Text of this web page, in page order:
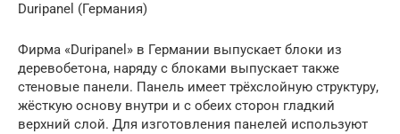
Duripanel (Германия)
Фирма «Duripanel» в Германии выпускает блоки из
деревобетона, наряду с блоками выпускает также
стеновые панели. Панель имеет трёхслойную структуру,
жёсткую основу внутри и с обеих сторон гладкий
верхний слой. Для изготовления панелей используют